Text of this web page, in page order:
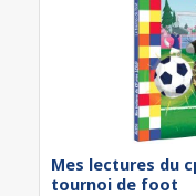
Mes lectures du
tournoi de foot